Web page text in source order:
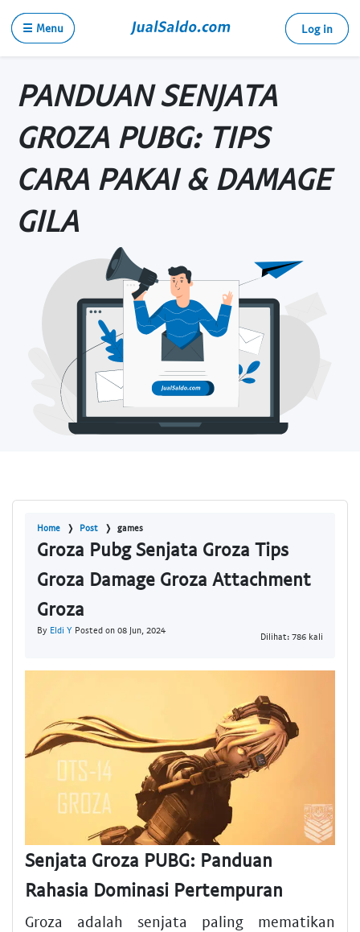
☰ Menu Log in
PANDUAN SENJATA
GROZA PUBG: TIPS
CARA PAKAI & DAMAGE
GILA
Home Post games
Groza Pubg Senjata Groza Tips
Groza Damage Groza Attachment
Groza
By Eldi Y Posted on 08 Jun, 2024
Dilihat: 786 kali
Senjata Groza PUBG: Panduan
Rahasia Dominasi Pertempuran
Groza adalah senjata paling mematikan